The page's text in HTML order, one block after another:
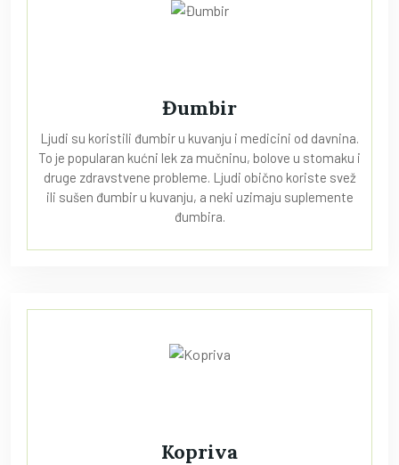
Đumbir
Ljudi su koristili đumbir u kuvanju i medicini od davnina.
To je popularan kućni lek za mučninu, bolove u stomaku i
druge zdravstvene probleme. Ljudi obično koriste svež
ili sušen đumbir u kuvanju, a neki uzimaju suplemente
đumbira.
Kopriva